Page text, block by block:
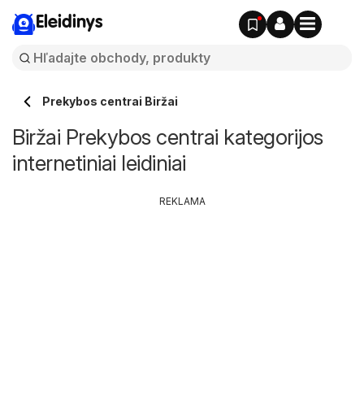
Eleidinys
Prekybos centrai Biržai
Biržai Prekybos centrai kategorijos
internetiniai leidiniai
REKLAMA